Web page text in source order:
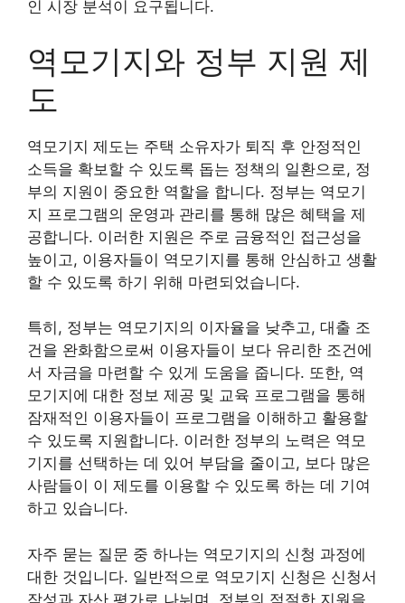
인 시장 분석이 요구됩니다.
역모기지와 정부 지원 제
도
역모기지 제도는 주택 소유자가 퇴직 후 안정적인
소득을 확보할 수 있도록 돕는 정책의 일환으로, 정
부의 지원이 중요한 역할을 합니다. 정부는 역모기
지 프로그램의 운영과 관리를 통해 많은 혜택을 제
공합니다. 이러한 지원은 주로 금융적인 접근성을
높이고, 이용자들이 역모기지를 통해 안심하고 생활
할 수 있도록 하기 위해 마련되었습니다.
특히, 정부는 역모기지의 이자율을 낮추고, 대출 조
건을 완화함으로써 이용자들이 보다 유리한 조건에
서 자금을 마련할 수 있게 도움을 줍니다. 또한, 역
모기지에 대한 정보 제공 및 교육 프로그램을 통해
잠재적인 이용자들이 프로그램을 이해하고 활용할
수 있도록 지원합니다. 이러한 정부의 노력은 역모
기지를 선택하는 데 있어 부담을 줄이고, 보다 많은
사람들이 이 제도를 이용할 수 있도록 하는 데 기여
하고 있습니다.
자주 묻는 질문 중 하나는 역모기지의 신청 과정에
대한 것입니다. 일반적으로 역모기지 신청은 신청서
작성과 자산 평가로 나뉘며, 정부의 적절한 지원을